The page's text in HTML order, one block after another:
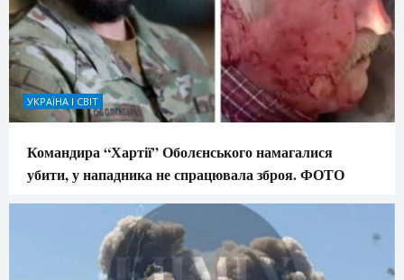
УКРАЇНА І СВІТ
Командира “Хартії” Оболєнського намагалися
убити, у нападника не спрацювала зброя. ФОТО